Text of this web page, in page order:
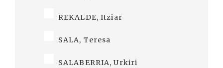
REKALDE, Itziar
SALA, Teresa
SALABERRIA, Urkiri